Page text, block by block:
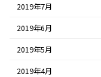
2019年7月
2019年6月
2019年5月
2019年4月